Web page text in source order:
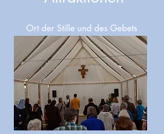
Ort der Stille und des Gebets